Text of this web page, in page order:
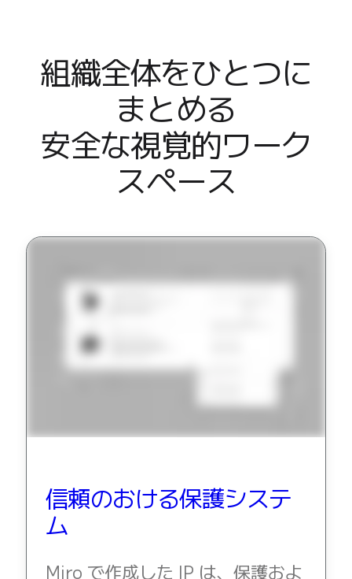
組織全体をひとつに
まとめる
安全な視覚的ワーク
スペース
信頼のおける保護システ
ム
Miro で作成した IP は、保護およ